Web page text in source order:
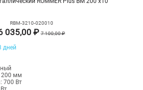
RBM-3210-020010
035,00 ₽7 100,00 ₽
дней
200 мм
700 Вт